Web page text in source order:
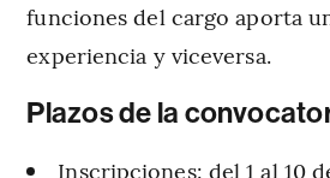
funciones del cargo aporta
experiencia y viceversa.
Plazos de la
Inscripciones: del 1 al 10